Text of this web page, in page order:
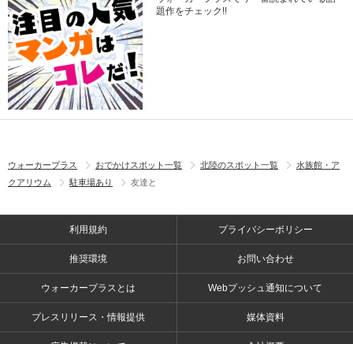
題作をチェック!!
ウォーカープラス おでかけスポット一覧 北陸のスポット一覧
水族館・ア
クアリウム
駐車場あり 友達と
利用規約 プライバシーポリシー
推奨環境 お問い合わせ
ウォーカープラスとは Webプッシュ通知について
プレスリリース・情報提供 媒体資料